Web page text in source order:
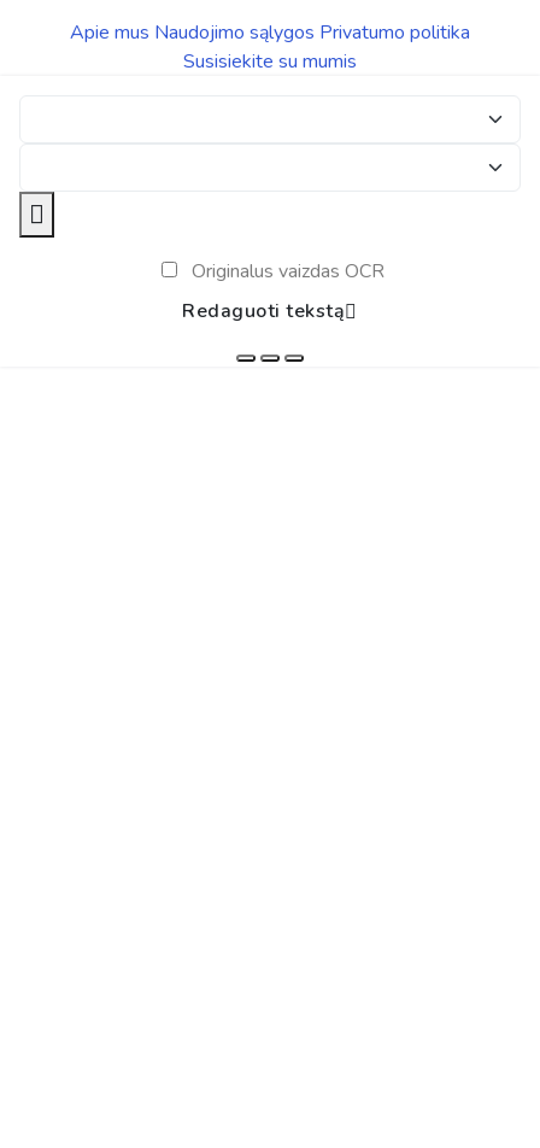
Apie mus Naudojimo sąlygos Privatumo politika
Susisiekite su mumis
Originalus vaizdas OCR
Redaguoti tekstą